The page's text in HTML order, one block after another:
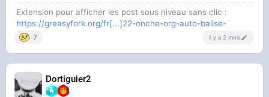
Extension pour afficher les post sous niveau sans clic :
https://greasyfork.org/fr[...]22-onche-org-auto-balise-
7 il y a 2 mois
Dortiguier2